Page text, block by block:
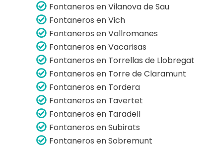
Fontaneros en Vilanova de Sau
Fontaneros en Vich
Fontaneros en Vallromanes
Fontaneros en Vacarisas
Fontaneros en Torrellas de Llobregat
Fontaneros en Torre de Claramunt
Fontaneros en Tordera
Fontaneros en Tavertet
Fontaneros en Taradell
Fontaneros en Subirats
Fontaneros en Sobremunt